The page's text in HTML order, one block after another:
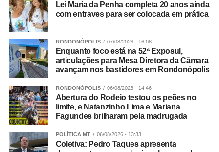
criança, estabelecer contato visual e falar com uma voz
calma, mas segura. Depois, é importante procurar
compreender o que aconteceu e ajudar a criança a
reconhecer e nomear aquilo que está sentindo”, sugere
Andreia.
Segundo ela, acolher emoções como tristeza, medo,
frustração e raiva, sem abrir mão de regras claras e
consistentes, ajuda a criança a desenvolver recursos
para lidar com esses sentimentos de maneira saudável.
E quando o adulto perde a paciência?
Lei Maria da Penha completa 20 anos ainda
com entraves para ser colocada em prática
RONDONÓPOLIS 07/08/2026 - 16:08
Enquanto foco está na 52ª Exposul,
articulações para Mesa Diretora da Câmara
avançam nos bastidores em Rondonópolis
RONDONÓPOLIS 06/08/2026 - 14:46
Abertura do Rodeio testou os peões no
limite, e Natanzinho Lima e Mariana
Fagundes brilharam pela madrugada
POLÍTICA MT 06/08/2026 - 13:33
Coletiva: Pedro Taques apresenta